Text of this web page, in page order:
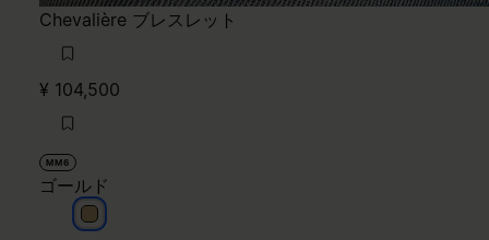
Chevalière ブレスレット
¥ 104,500
MM6
ゴールド
ゴールド